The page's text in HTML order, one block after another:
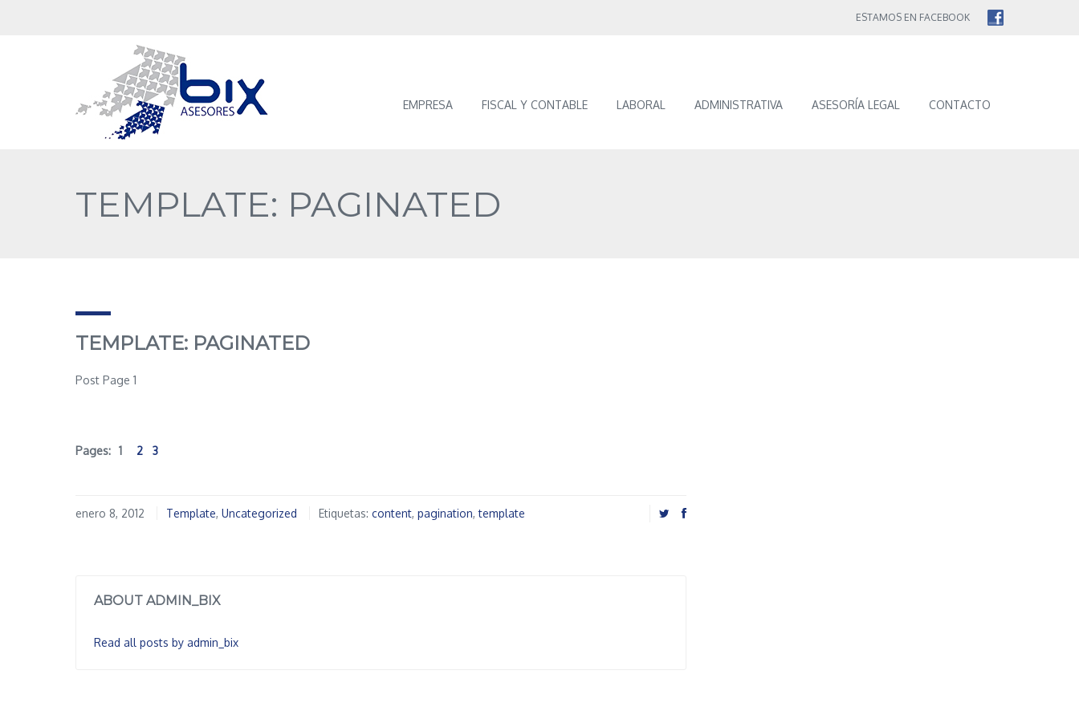
EMPRESA FISCAL Y CONTABLE LABORAL ADMINISTRATIVA ASESORÍA LEGAL CONTACTO
ESTAMOS EN FACEBOOK
TEMPLATE: PAGINATED
TEMPLATE: PAGINATED
Post Page 1
Pages: 1 2 3
enero 8, 2012 Template, Uncategorized Etiquetas: content, pagination,template
ABOUT ADMIN_BIX
Read all posts by admin_bix